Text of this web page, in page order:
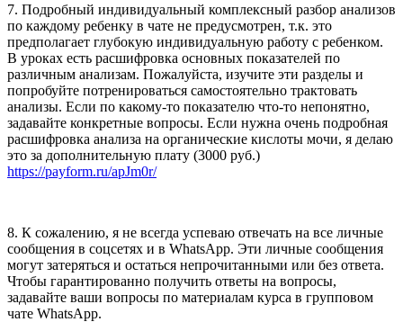
7. Подробный индивидуальный комплексный разбор анализов
по каждому ребенку в чате не предусмотрен, т.к. это
предполагает глубокую индивидуальную работу с ребенком.
В уроках есть расшифровка основных показателей по
различным анализам. Пожалуйста, изучите эти разделы и
попробуйте потренироваться самостоятельно трактовать
анализы. Если по какому-то показателю что-то непонятно,
задавайте конкретные вопросы. Если нужна очень подробная
расшифровка анализа на органические кислоты мочи, я делаю
это за дополнительную плату (3000 руб.)
https://payform.ru/apJm0r/
8. К сожалению, я не всегда успеваю отвечать на все личные
сообщения в соцсетях и в WhatsApp. Эти личные сообщения
могут затеряться и остаться непрочитанными или без ответа.
Чтобы гарантированно получить ответы на вопросы,
задавайте ваши вопросы по материалам курса в групповом
чате WhatsApp.